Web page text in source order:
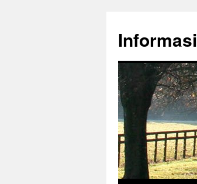
content
Informasi